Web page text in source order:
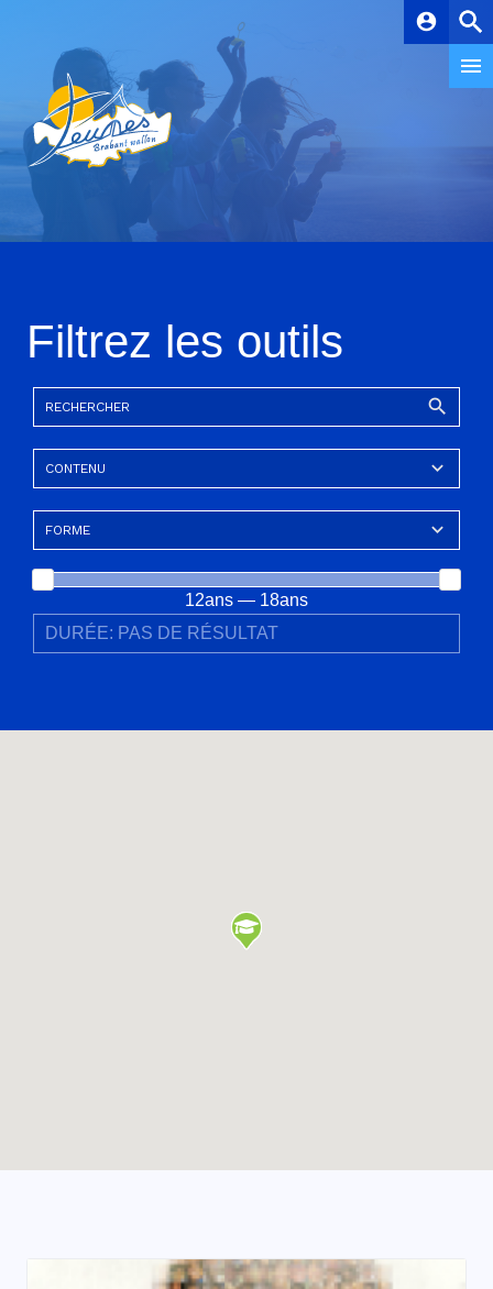
account_circle
Filtrez les outils
12ans — 18ans